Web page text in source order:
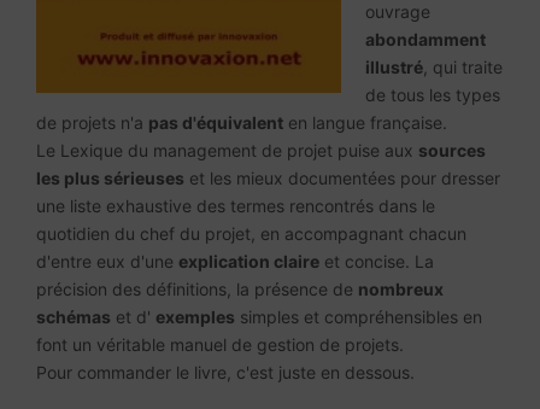
ouvrage
abondamment
illustré , qui traite
de tous les types
de projets n'a pas d'équivalent en langue française.
Le Lexique du management de projet puise aux sources
les plus sérieuses et les mieux documentées pour dresser
une liste exhaustive des termes rencontrés dans le
quotidien du chef du projet, en accompagnant chacun
d'entre eux d'une explication claire et concise. La
précision des définitions, la présence de nombreux
schémas et d' exemples simples et compréhensibles en
font un véritable manuel de gestion de projets.
Pour commander le livre, c'est juste en dessous.